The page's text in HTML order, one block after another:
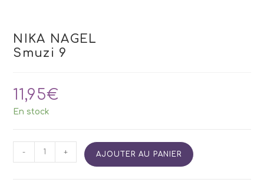
NIKA NAGEL
Smuzi 9
11,95€
En stock
quantité
- + AJOUTER AU PANIER